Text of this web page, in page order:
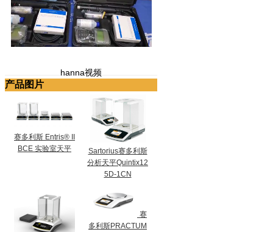
hanna视频
产品图片
赛多利斯 Entris® II
BCE 实验室天平
Sartorius赛多利斯
分析天平Quintix12
5D-1CN
赛
多利斯PRACTUM